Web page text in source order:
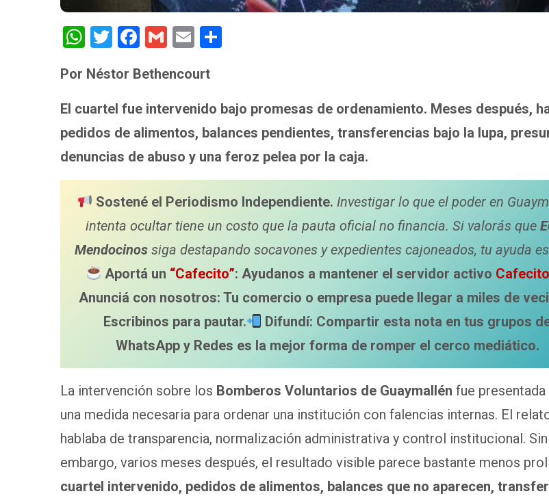
W
at
s
A
p
p
T
tt
er
F
ce
b
o
o
k
G
ail
E
ail
e
Por Néstor Bethencourt
El cuartel fue intervenido bajo promesas de ordenamiento. Meses después,
pedidos de alimentos, balances pendientes, transferencias bajo la lupa,
denuncias de abuso y una feroz pelea por la caja.
Sostené el Periodismo Independiente. Investigar lo que el poder en
intenta ocultar tiene un costo que la pauta oficial no financia. Si valorás que
Mendocinos siga destapando socavones y expedientes cajoneados, tu ayuda
Aportá un “Cafecito”: Ayudanos a mantener el servidor activo Cafecito
Anunciá con nosotros: Tu comercio o empresa puede llegar a miles de
Escribinos para pautar.
Difundí: Compartir esta nota en tus grupos
WhatsApp y Redes es la mejor forma de romper el cerco mediático.
La intervención sobre los Bomberos Voluntarios de Guaymallén fue
una medida necesaria para ordenar una institución con falencias internas. El
hablaba de transparencia, normalización administrativa y control institucional. Sin
embargo, varios meses después, el resultado visible parece bastante menos
cuartel intervenido, pedidos de alimentos, balances que no aparecen,